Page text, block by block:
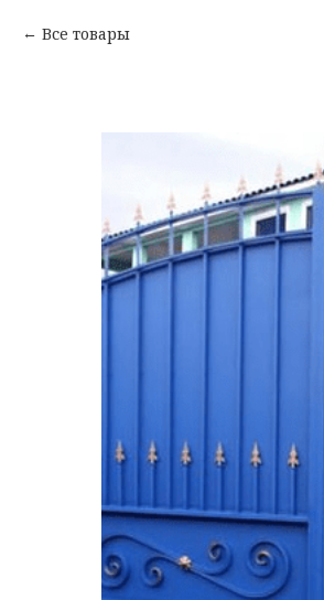
Все товары